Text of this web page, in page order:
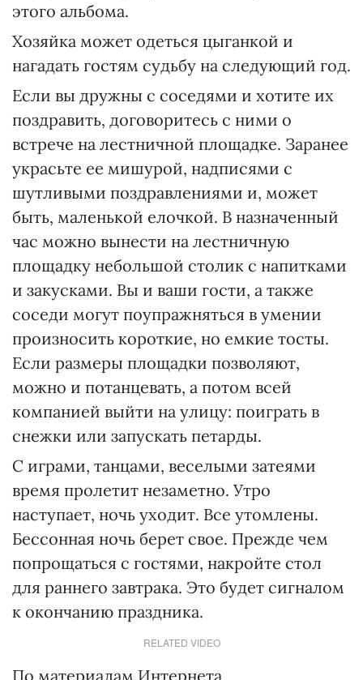
этого альбома.
Хозяйка может одеться цыганкой и
нагадать гостям судьбу на следующий год.
Если вы дружны с соседями и хотите их
поздравить, договоритесь с ними о
встрече на лестничной площадке. Заранее
украсьте ее мишурой, надписями с
шутливыми поздравлениями и, может
быть, маленькой елочкой. В назначенный
час можно вынести на лестничную
площадку небольшой столик с напитками
и закусками. Вы и ваши гости, а также
соседи могут поупражняться в умении
произносить короткие, но емкие тосты.
Если размеры площадки позволяют,
можно и потанцевать, а потом всей
компанией выйти на улицу: поиграть в
снежки или запускать петарды.
С играми, танцами, веселыми затеями
время пролетит незаметно. Утро
наступает, ночь уходит. Все утомлены.
Бессонная ночь берет свое. Прежде чем
попрощаться с гостями, накройте стол
для раннего завтрака. Это будет сигналом
к окончанию праздника.
RELATED VIDEO
По материалам Интернета